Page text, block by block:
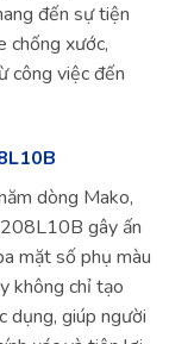
đến sự tiện
chống xước,
công việc đến
dòng Mako,
gây ấn
mặt số phụ màu
không chỉ tạo
dụng, giúp người